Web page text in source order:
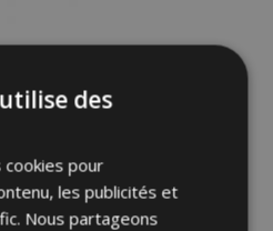
des
cookies pour
les publicités et
Nous partageons